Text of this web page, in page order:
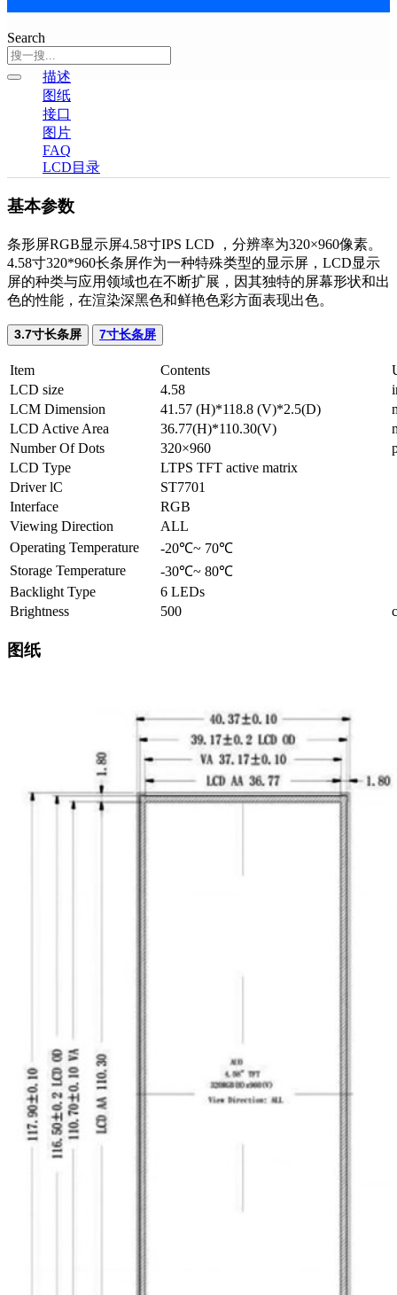
Search
描述
图纸
接口
图片
FAQ
LCD目录
基本参数
条形屏RGB显示屏4.58寸IPS LCD ，分辨率为320×960像素。
4.58寸320*960长条屏作为一种特殊类型的显示屏，LCD显示
屏的种类与应用领域也在不断扩展，因其独特的屏幕形状和出
色的性能，在渲染深黑色和鲜艳色彩方面表现出色。
3.7寸长条屏 7寸长条屏
Item Contents
LCD size
4.58
LCM Dimension
41.57 (H)*118.8 (V)*2.5(D)
LCD Active Area
36.77(H)*110.30(V)
Number Of Dots
320×960
LCD Type
LTPS TFT active matrix
Driver lC
ST7701
Interface
RGB
Viewing Direction
ALL
Operating Temperature
-20℃~ 70℃
Storage Temperature
-30℃~ 80℃
Backlight Type
6 LEDs
Brightness
500
图纸